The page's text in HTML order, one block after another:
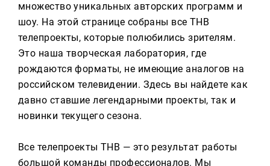
множество уникальных авторских программ и
шоу. На этой странице собраны все ТНВ
телепроекты, которые полюбились зрителям.
Это наша творческая лаборатория, где
рождаются форматы, не имеющие аналогов на
российском телевидении. Здесь вы найдете как
давно ставшие легендарными проекты, так и
новинки текущего сезона.
Все телепроекты ТНВ — это результат работы
большой команды профессионалов. Мы